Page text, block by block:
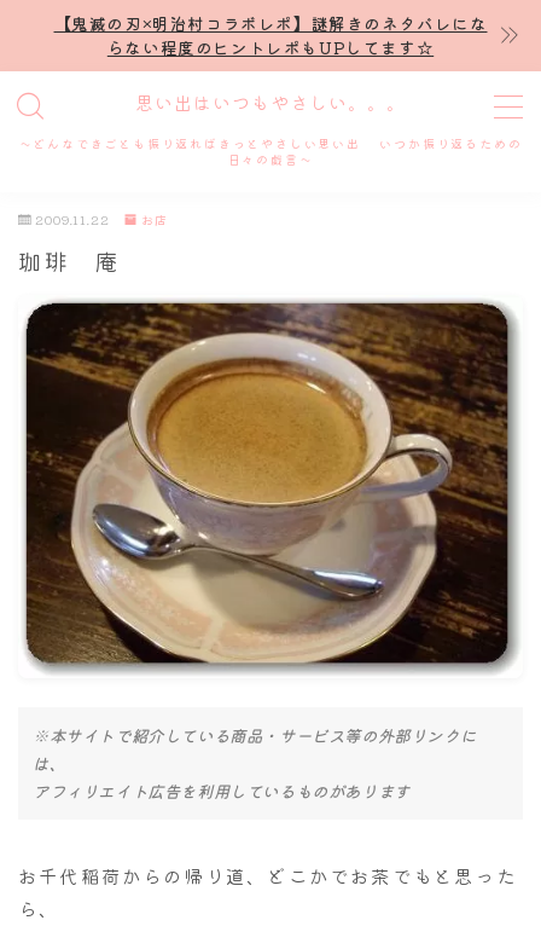
【鬼滅の刃×明治村コラボレポ】謎解きのネタバレにな
らない程度のヒントレポもUPしてます☆
思い出はいつもやさしい。。。
～どんなできごとも振り返ればきっとやさしい思い出 いつか振り返るための
日々の戯言～
MENU
プロフィール
謎解き
ホテル滞在記
舞台・ライブ
名古屋
ナナちゃん人形
2009.11.22 お店
珈琲 庵
※本サイトで紹介している商品・サービス等の外部リンクに
は、
アフィリエイト広告を利用しているものがあります
お千代稲荷からの帰り道、どこかでお茶でもと思った
ら、